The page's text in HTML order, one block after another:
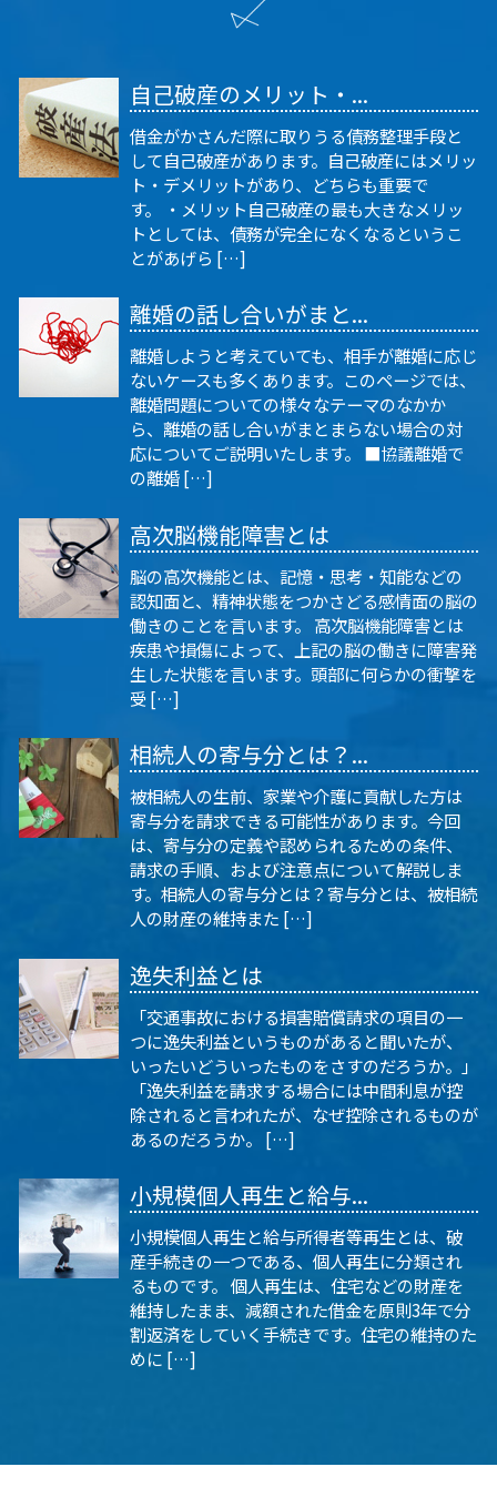
自己破産のメリット・...
借金がかさんだ際に取りうる債務整理手段と
して自己破産があります。自己破産にはメリッ
ト・デメリットがあり、どちらも重要で
す。 ・メリット自己破産の最も大きなメリッ
トとしては、債務が完全になくなるというこ
とがあげら […]
離婚の話し合いがまと...
離婚しようと考えていても、相手が離婚に応じ
ないケースも多くあります。このページでは、
離婚問題についての様々なテーマのなかか
ら、離婚の話し合いがまとまらない場合の対
応についてご説明いたします。 ■協議離婚で
の離婚 […]
高次脳機能障害とは
脳の高次機能とは、記憶・思考・知能などの
認知面と、精神状態をつかさどる感情面の脳の
働きのことを言います。 高次脳機能障害とは
疾患や損傷によって、上記の脳の働きに障害発
生した状態を言います。頭部に何らかの衝撃を
受 […]
相続人の寄与分とは？...
被相続人の生前、家業や介護に貢献した方は
寄与分を請求できる可能性があります。今回
は、寄与分の定義や認められるための条件、
請求の手順、および注意点について解説しま
す。相続人の寄与分とは？寄与分とは、被相続
人の財産の維持また […]
逸失利益とは
「交通事故における損害賠償請求の項目の一
つに逸失利益というものがあると聞いたが、
いったいどういったものをさすのだろうか。」
「逸失利益を請求する場合には中間利息が控
除されると言われたが、なぜ控除されるものが
あるのだろうか。 […]
小規模個人再生と給与...
小規模個人再生と給与所得者等再生とは、破
産手続きの一つである、個人再生に分類され
るものです。 個人再生は、住宅などの財産を
維持したまま、減額された借金を原則3年で分
割返済をしていく手続きです。住宅の維持のた
めに […]